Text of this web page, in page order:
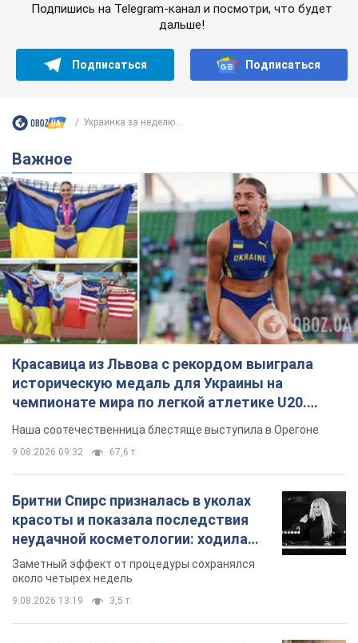
Подпишись на Telegram-канал и посмотри, что будет
дальше!
Подписаться Подписаться
Украинка за неделю...
Важное
Красавица из Львова с рекордом выиграла
историческую медаль для Украины на
чемпионате мира по легкой атлетике U20.
Видео
Наша соотечественница блестяще выступила в Орегоне
9.08.2026 09:32 67,6 т.
Бритни Спирс призналась в уколах
красоты и показала последствия
неудачной косметологии: ходила
так почти месяц
Заметный эффект от процедуры сохранялся
около четырех недель
9.08.2026 13:19 3,5 т.